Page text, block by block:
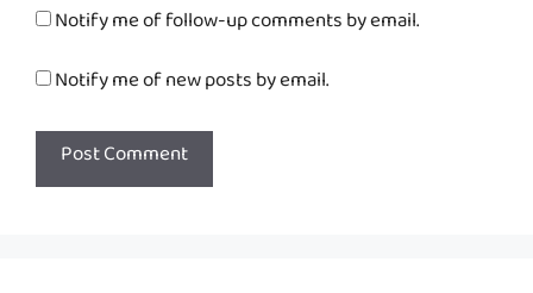
Notify me of follow-up comments by email.
Notify me of new posts by email.